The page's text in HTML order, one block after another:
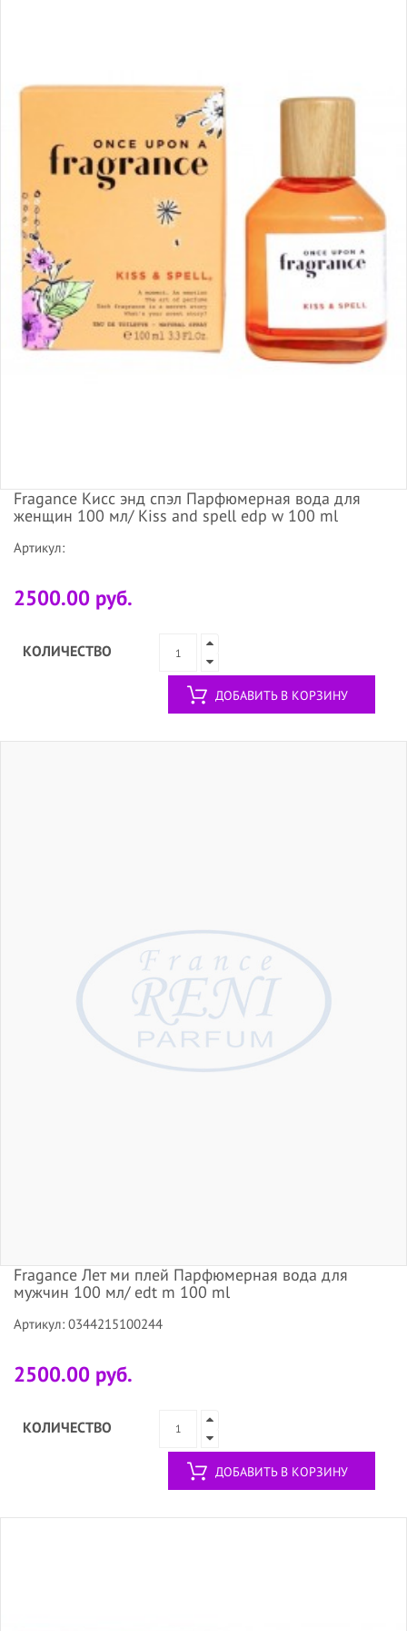
Fragance Кисс энд спэл Парфюмерная вода для
женщин 100 мл/ Kiss and spell edp w 100 ml
Артикул:
2500.00 руб.
КОЛИЧЕСТВО
ДОБАВИТЬ В КОРЗИНУ
Fragance Лет ми плей Парфюмерная вода для
мужчин 100 мл/ edt m 100 ml
Артикул: 0344215100244
2500.00 руб.
КОЛИЧЕСТВО
ДОБАВИТЬ В КОРЗИНУ